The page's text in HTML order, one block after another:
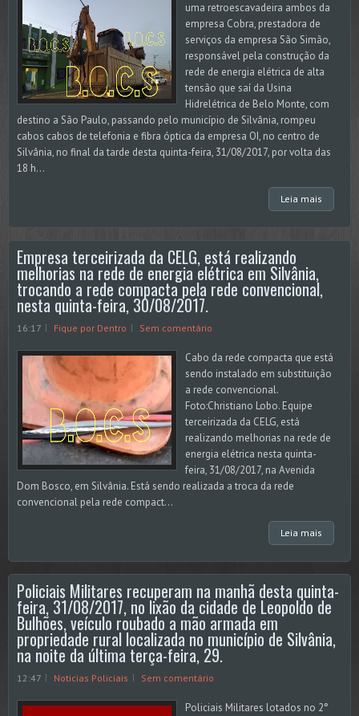
uma retroescavadeira ambos da
empresa Cobra, prestadora de
serviços da empresa São Simão,
responsável pela construção da
rede de energia elétrica de alta
tensão que saí da Usina
Hidrelétrica de Belo Monte, com
destino a São Paulo, passando pelo município de Silvânia, rompeu
cabos cabos de telefonia e fibra óptica da empresa OI, no centro de
Silvânia, no final da tarde desta quinta-feira, 31/08/2017, por volta das
18 h...
Leia mais
Empresa terceirizada da CELG, está realizando
melhorias na rede de energia elétrica em Silvânia,
trocando a rede compacta pela rede convencional,
nesta quinta-feira, 30/08/2017.
16:17 Fique por Dentro Sem comentário
Cabo da rede compacta que está
sendo instalado em substituição
a rede convencional.
Foto:Christiano Lobo. Equipe
terceirizada da CELG, está
realizando melhorias na rede de
energia elétrica nesta quinta-
feira, 31/08/2017, na Avenida
Dom Bosco, em Silvânia. Está sendo realizada a troca da rede
convencional pela rede compact...
Leia mais
Policiais Militares recuperam na manhã desta quinta-
feira, 31/08/2017, no lixão da cidade de Leopoldo de
Bulhões, veículo roubado a mão armada em
propriedade rural localizada no município de Silvânia,
na noite da última terça-feira, 29.
12:47 Noticias Policiais Sem comentário
Policiais Militares lotados no 2°